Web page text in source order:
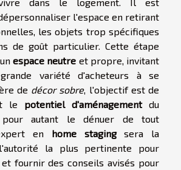
l'espace en retirant
les objets trop spécifiques
de goût particulier. Cette étape
espace neutre et propre, invitant
variété d'acheteurs à se
de décor sobre, l'objectif est de
le potentiel d'aménagementdu
pour autant le dénuer de tout
en home stagingsera la
la plus pertinente pour
fournir des conseils avisés pour